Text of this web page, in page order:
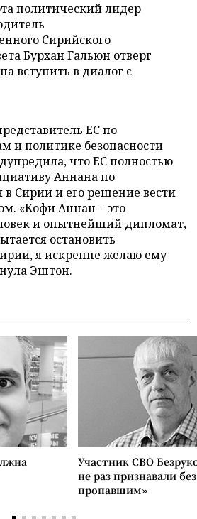
политический лидер
Сирийского
Бурхан Гальюн отверг
вступить в диалог с
ЕС по
и политике безопасности
что ЕС полностью
Аннана по
Сирии и его решение вести
«Кофи Аннан – это
и опытнейший дипломат,
остановить
я искренне желаю ему
Эштон.
Участник СВО
не раз признавали
пропавшим»